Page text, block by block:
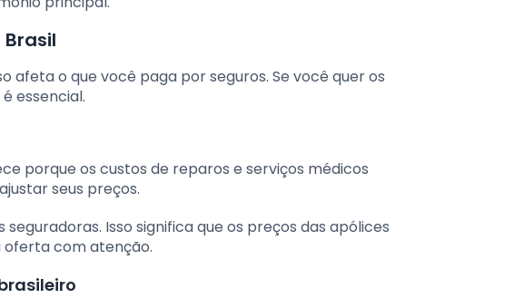
afeta o que você paga por seguros. Se você quer os
essencial.
porque os custos de reparos e serviços médicos
seus preços.
Isso significa que os preços das apólices
oferta com atenção.